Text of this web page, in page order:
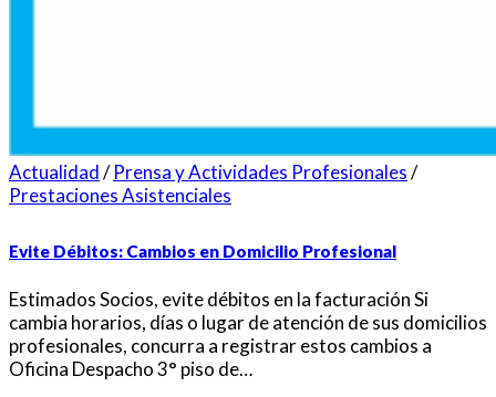
Actualidad/Prensa y Actividades Profesionales/
Prestaciones Asistenciales
Evite Débitos: Cambios en Domicilio Profesional
Estimados Socios, evite débitos en la facturación Si
cambia horarios, días o lugar de atención de sus domicilios
profesionales, concurra a registrar estos cambios a
Oficina Despacho 3° piso de…